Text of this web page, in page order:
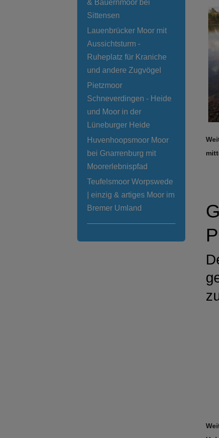
& Bauernmoor bei
Sittensen
Lauenbrücker Moor mit
Aussichtsturm -
Ruheplatz für Kraniche
und andere Zugvögel
Pietzmoor
Schneverdingen - Heide
und Moor in der
Lüneburger Heide
Huvenhoopsmoor Moor
bei Gnarrenburg mit
Moorerlebnispfad
Teufelsmoor Worpswede
| einzig & artiges Moor im
Bremer Umland